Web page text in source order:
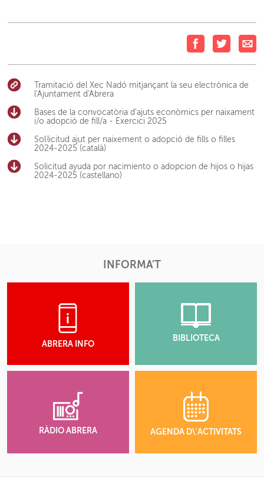
Tramitació del Xec Nadó mitjançant la seu electrònica de
l'Ajuntament d'Abrera
Bases de la convocatòria d'ajuts econòmics per naixament
i/o adopció de fill/a - Exercici 2025
Sol·licitud ajut per naixement o adopció de fills o filles
2024-2025 (català)
Solicitud ayuda por nacimiento o adopcion de hijos o hijas
2024-2025 (castellano)
INFORMA'T
ABRERA INFO
BIBLIOTECA
RÀDIO ABRERA AGENDA D\'ACTIVITATS